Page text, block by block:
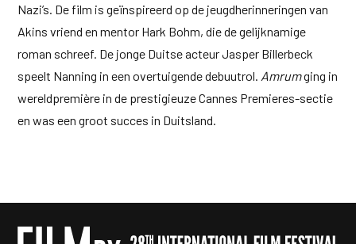
Nazi’s. De film is geïnspireerd op de jeugdherinneringen van
Akins vriend en mentor Hark Bohm, die de gelijknamige
roman schreef. De jonge Duitse acteur Jasper Billerbeck
speelt Nanning in een overtuigende debuutrol. Amrumging in
wereldpremière in de prestigieuze Cannes Premieres-sectie
en was een groot succes in Duitsland.